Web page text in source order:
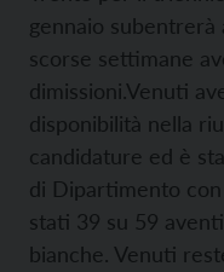
gennaio subentrerà
scorse settimane
dimissioni.Venuti
disponibilità nella
candidature ed è
di Dipartimento
stati 39 su 59
bianche. Venuti